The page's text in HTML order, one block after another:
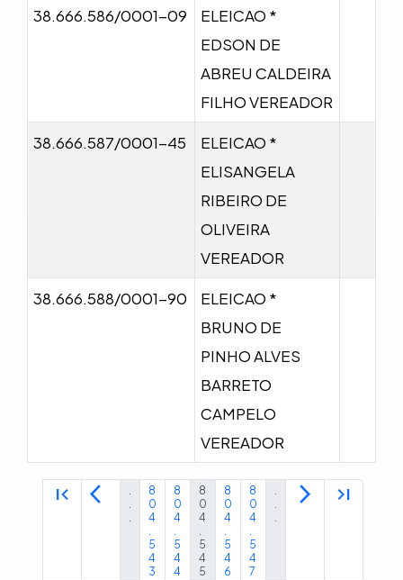
38.666.586/0001-09
ELEICAO *
EDSON DE
ABREU CALDEIRA
FILHO VEREADOR
38.666.587/0001-45
ELEICAO *
ELISANGELA
RIBEIRO DE
OLIVEIRA
VEREADOR
38.666.588/0001-90
ELEICAO *
BRUNO DE
PINHO ALVES
BARRETO
CAMPELO
VEREADOR
first_page arrow_back_ios
.
.
.
8
0
4
.
5
4
3
8
0
4
.
5
4
4
8
0
4
.
5
4
5
8
0
4
.
5
4
6
8
0
4
.
5
4
7
.
.
.
arrow_forward_ios last_page